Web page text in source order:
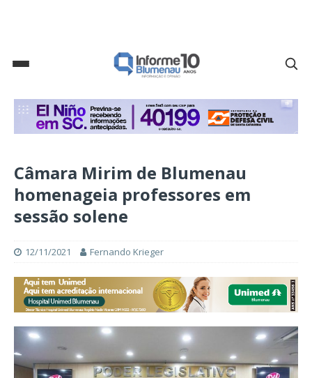
Câmara Mirim de Blumenau
homenageia professores em
sessão solene
12/11/2021 Fernando Krieger